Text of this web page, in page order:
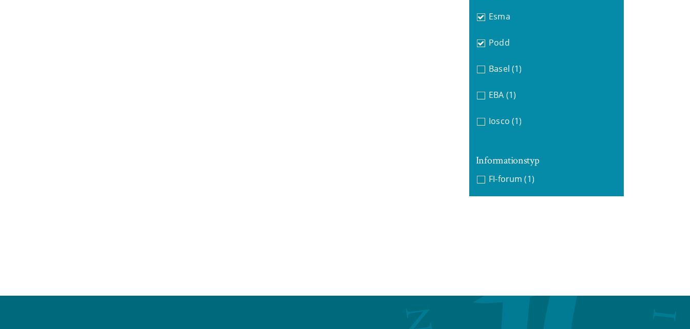
Esma
Podd
Basel (1)
EBA (1)
Iosco (1)
Informationstyp
FI-forum (1)